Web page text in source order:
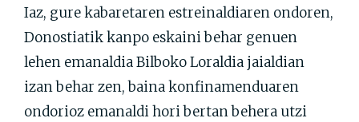
Iaz, gure kabaretaren estreinaldiaren ondoren,
Donostiatik kanpo eskaini behar genuen
lehen emanaldia Bilboko Loraldia jaialdian
izan behar zen, baina konfinamenduaren
ondorioz emanaldi hori bertan behera utzi